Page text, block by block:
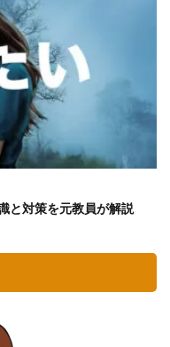
と対策を元教員が解説